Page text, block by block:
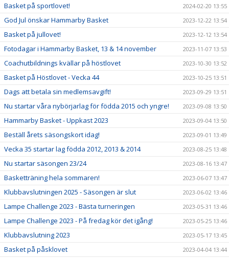
Basket på sportlovet! 2024-02-20 13:55
God Jul önskar Hammarby Basket 2023-12-22 13:54
Basket på jullovet! 2023-12-12 13:54
Fotodagar i Hammarby Basket, 13 & 14 november 2023-11-07 13:53
Coachutbildnings kvällar på höstlovet 2023-10-30 13:52
Basket på Höstlovet - Vecka 44 2023-10-25 13:51
Dags att betala sin medlemsavgift! 2023-09-29 13:51
Nu startar våra nybörjarlag för födda 2015 och yngre! 2023-09-08 13:50
Hammarby Basket - Uppkast 2023 2023-09-04 13:50
Beställ årets säsongskort idag! 2023-09-01 13:49
Vecka 35 startar lag födda 2012, 2013 & 2014 2023-08-25 13:48
Nu startar säsongen 23/24 2023-08-16 13:47
Basketträning hela sommaren! 2023-06-07 13:47
Klubbavslutningen 2025 - Säsongen är slut 2023-06-02 13:46
Lampe Challenge 2023 - Bästa turneringen 2023-05-31 13:46
Lampe Challenge 2023 - På fredag kör det igång! 2023-05-25 13:46
Klubbavslutning 2023 2023-05-17 13:45
Basket på påsklovet 2023-04-04 13:44